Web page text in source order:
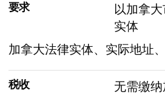
要求
加拿大法律实体、实际地址
以加拿
实体
税收 无需缴